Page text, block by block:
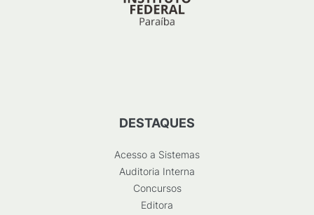
DESTAQUES
Acesso a Sistemas
Auditoria Interna
Concursos
Editora